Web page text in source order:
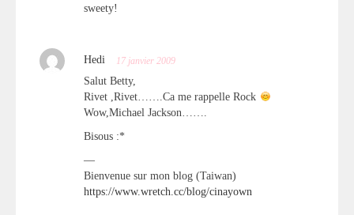
sweety!
Hedi 17 janvier 2009
Salut Betty,
Rivet ,Rivet…….Ca me rappelle Rock
Wow,Michael Jackson…….
Bisous :*
—
Bienvenue sur mon blog (Taiwan)
https://www.wretch.cc/blog/cinayown